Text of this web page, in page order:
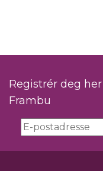
Registrér deg
Frambu